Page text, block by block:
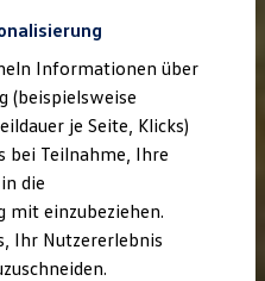
bei Volkswagen
Informationen über
(beispielsweise
je Seite, Klicks)
bei Teilnahme, Ihre
die
einzubeziehen.
Ihr Nutzererlebnis